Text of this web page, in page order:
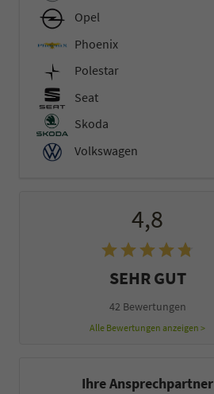
Opel
Phoenix
Polestar
Seat
Skoda
Volkswagen
4,8
SEHR GUT
42 Bewertungen
Alle Bewertungen anzeigen >
Ihre Ansprechpartner